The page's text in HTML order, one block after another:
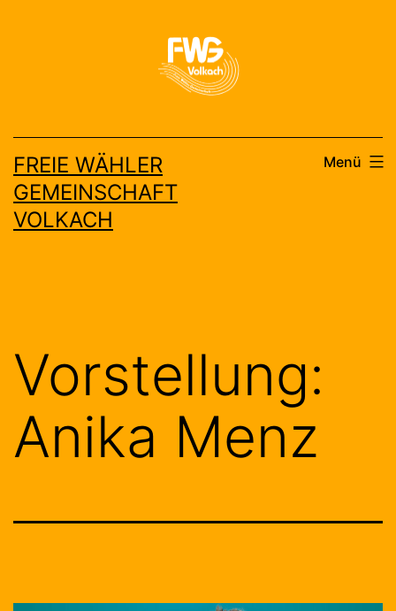
FREIE WÄHLER
GEMEINSCHAFT
VOLKACH
Menü
Vorstellung:
Anika Menz